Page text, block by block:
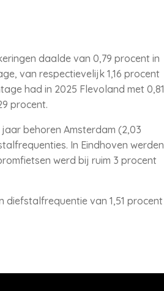
daalde van 0,79 procent in
van respectievelijk 1,16 procent
had in 2025 Flevoland met 0,81
procent.
behoren Amsterdam (2,03
In Eindhoven werden
werd bij ruim 3 procent
van 1,51 procent